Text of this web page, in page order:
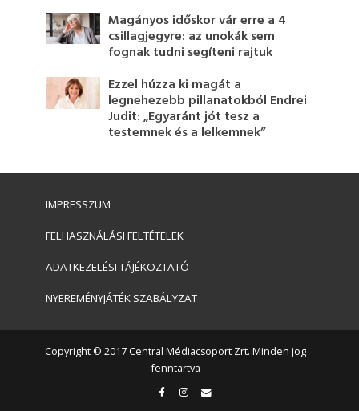
Magányos időskor vár erre a 4
csillagjegyre: az unokák sem
fognak tudni segíteni rajtuk
Ezzel húzza ki magát a
legnehezebb pillanatokból Endrei
Judit: „Egyaránt jót tesz a
testemnek és a lelkemnek”
IMPRESSZUM
FELHASZNÁLÁSI FELTÉTELEK
ADATKEZELÉSI TÁJÉKOZTATÓ
NYEREMÉNYJÁTÉK SZABÁLYZAT
Copyright © 2017 Central Médiacsoport Zrt. Minden jog
fenntartva